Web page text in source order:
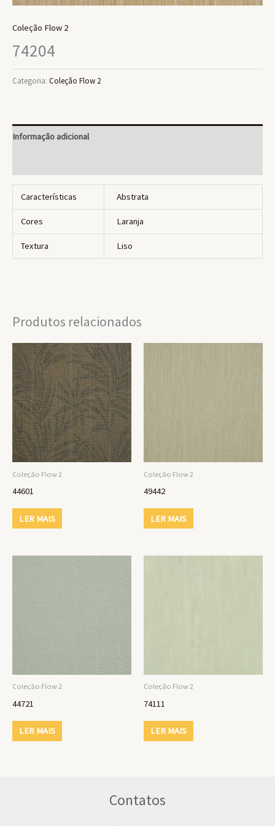
Coleção Flow 2
74204
Categoria: Coleção Flow 2
Informação adicional
Características Abstrata
Cores Laranja
Textura Liso
Produtos relacionados
Coleção Flow 2
44601
LER MAIS
Coleção Flow 2
49442
LER MAIS
Coleção Flow 2
44721
LER MAIS
Coleção Flow 2
74111
LER MAIS
Contatos